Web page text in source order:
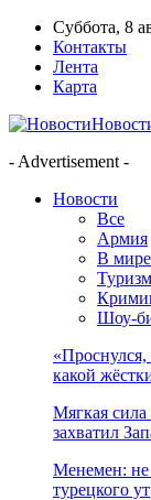
Суббота, 8
Контакты
Лента
Карта
- Advertisement -
Новости
Все
Армия
В мире
Туризм
Шоу-
какой
Мягкая сила
захватил
Менемен: не
турецкого